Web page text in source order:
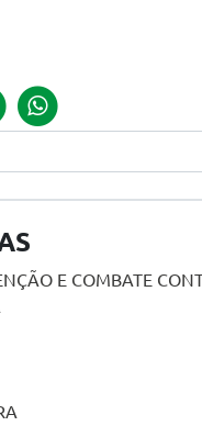
E COMBATE